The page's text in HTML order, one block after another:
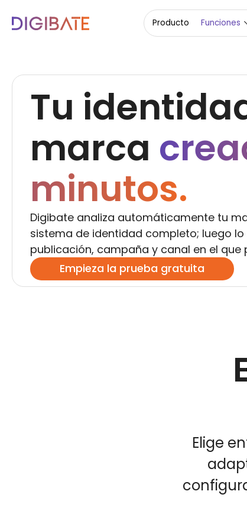
Marca e Producto Funciones
Tu
marca
minutos.
Digibate analiza automáticamente tu
sistema de identidad completo; luego
publicación, campaña y canal en el que
Empieza la prueba gratuita
Elige